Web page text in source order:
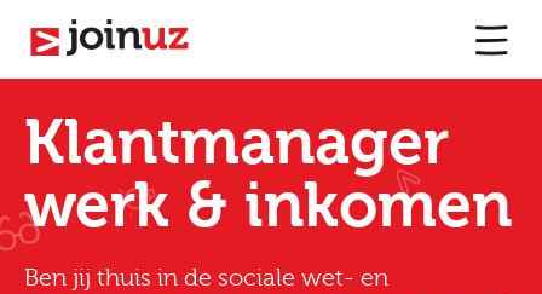
Klantmanager
werk & inkomen
Ben jij thuis in de sociale wet- en